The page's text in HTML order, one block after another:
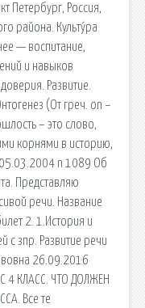
Петербург, Россия,
района. Культу́ра
— воспитание,
и навыков
Развитие.
(От греч. оn –
– это слово,
корнями в историю,
n 1089 Об
Представляю
речи. Название
2. 1.История и
с зпр. Развитие речи
26.09.2016
4 КЛАСС. ЧТО ДОЛЖЕН
Все те